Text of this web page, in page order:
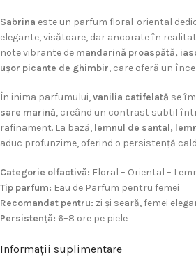
Sabrina este un parfum floral-oriental
elegante, visătoare, dar ancorate în
note vibrante de mandarină proaspătă,
ușor picante de ghimbir, care oferă un
În inima parfumului,vanilia catifelată se
sare marină, creând un contrast subtil
rafinament. La bază, lemnul de santal,
aduc profunzime, oferind o persistență
Categorie olfactivă: Floral – Oriental –
Tip parfum: Eau de Parfum pentru femei
Recomandat pentru: zi și seară, femei
Persistență: 6–8 ore pe piele
Informații suplimentare